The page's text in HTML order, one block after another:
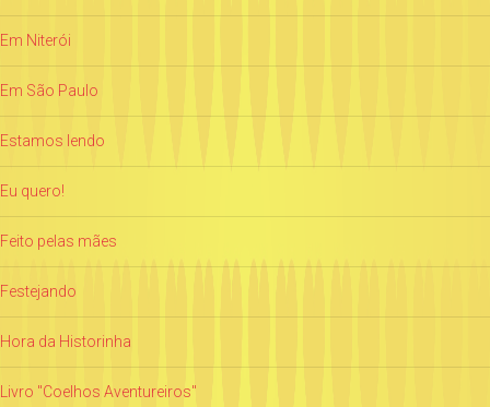
Em Niterói
Em São Paulo
Estamos lendo
Eu quero!
Feito pelas mães
Festejando
Hora da Historinha
Livro "Coelhos Aventureiros"